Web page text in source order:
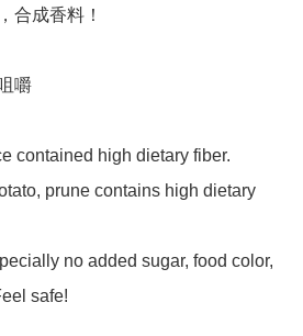
合成香料！
嚼
contained high dietary fiber.
prune contains high dietary
no added sugar, food color,
safe!